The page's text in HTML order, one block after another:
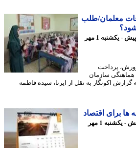
معلمان/طلب
23 ماه پیش - یکشنبه 1 مهر
پرداخت
سازمان
اکونگار به نقل از ایرنا، سیده فاطمه
برای اقتصاد
23 ماه پیش - یکشنبه 1 مهر